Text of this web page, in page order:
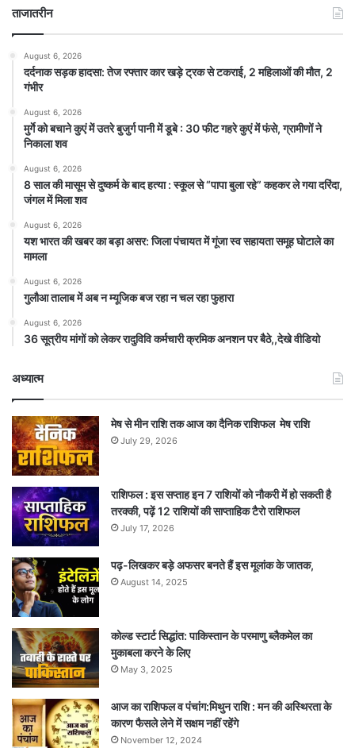
ताजातरीन
August 6, 2026
दर्दनाक सड़क हादसा: तेज रफ्तार कार खड़े ट्रक से टकराई, 2 महिलाओं की मौत, 2
गंभीर
August 6, 2026
मुर्गे को बचाने कुएं में उतरे बुजुर्ग पानी में डूबे : 30 फीट गहरे कुएं में फंसे, ग्रामीणों ने
निकाला शव
August 6, 2026
8 साल की मासूम से दुष्कर्म के बाद हत्या : स्कूल से “पापा बुला रहे” कहकर ले गया दरिंदा,
जंगल में मिला शव
August 6, 2026
यश भारत की खबर का बड़ा असर: जिला पंचायत में गूंजा स्व सहायता समूह घोटाले का
मामला
August 6, 2026
गुलौआ तालाब में अब न म्यूजिक बज रहा न चल रहा फुहारा
August 6, 2026
36 सूत्रीय मांगों को लेकर रादुविवि कर्मचारी क्रमिक अनशन पर बैठे,,देखे वीडियो
अध्यात्म
मेष से मीन राशि तक आज का दैनिक राशिफल मेष राशि
July 29, 2026
राशिफल : इस सप्ताह इन 7 राशियों को नौकरी में हो सकती है
तरक्की, पढ़ें 12 राशियों की साप्ताहिक टैरो राशिफल
July 17, 2026
पढ़-लिखकर बड़े अफसर बनते हैं इस मूलांक के जातक,
August 14, 2025
कोल्ड स्टार्ट सिद्धांत: पाकिस्तान के परमाणु ब्लैकमेल का
मुकाबला करने के लिए
May 3, 2025
आज का राशिफल व पंचांग:मिथुन राशि : मन की अस्थिरता के
कारण फैसले लेने में सक्षम नहीं रहेंगे
November 12, 2024